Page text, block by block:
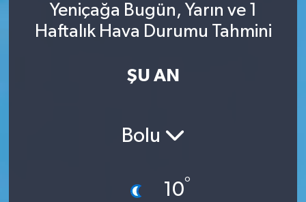
Yeniçağa Bugün, Yarın ve 1
Haftalık Hava Durumu Tahmini
ŞU AN
Bolu
10°
Kültür & Sanat
Süper Lig Puan Durumu ve Fikstür
Son Dakika Haberleri